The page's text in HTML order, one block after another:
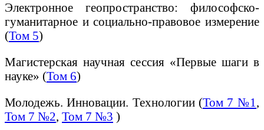
Электронное геопространство: философско-
гуманитарное и социально-правовое измерение
(Том 5)
Магистерская научная сессия «Первые шаги в
науке» (Том 6)
Молодежь. Инновации. Технологии (Том 7 №1 ,
Том 7 №2, Том 7 №3 )